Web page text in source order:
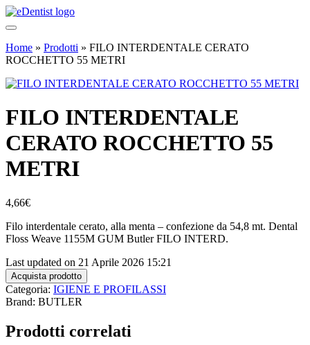
Home » Prodotti » FILO INTERDENTALE CERATO
ROCCHETTO 55 METRI
FILO INTERDENTALE
CERATO ROCCHETTO 55
METRI
4,66€
Filo interdentale cerato, alla menta – confezione da 54,8 mt. Dental
Floss Weave 1155M GUM Butler FILO INTERD.
Last updated on 21 Aprile 2026 15:21
Acquista prodotto
Categoria: IGIENE E PROFILASSI
Brand: BUTLER
Prodotti correlati